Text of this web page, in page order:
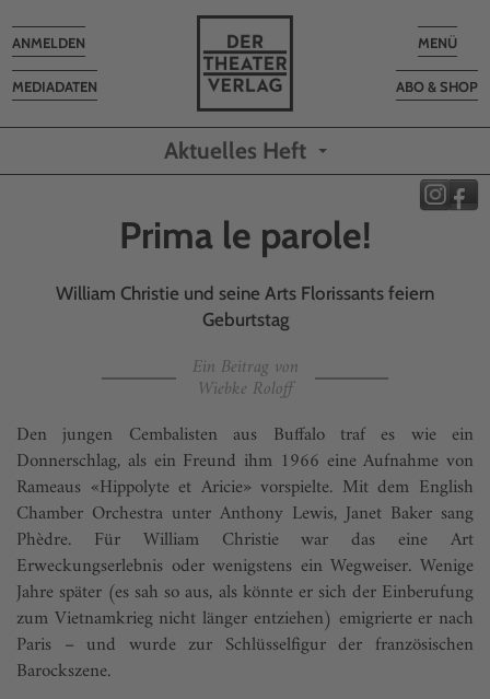
Toggle
MENÜ
ABO & SHOP
MEDIADATEN
Toggle
navigation
ANMELDEN
Aktuelles Heft
Prima le parole!
William Christie und seine Arts Florissants feiern
Geburtstag
Ein Beitrag von
Wiebke Roloff
Den jungen Cembalisten aus Buffalo traf es wie ein
Donnerschlag, als ein Freund ihm 1966 eine Aufnahme von
Rameaus «Hippolyte et Aricie» vorspielte. Mit dem English
Chamber Orchestra unter Anthony Lewis, Janet Baker sang
Phèdre. Für William Christie war das eine Art
Erweckungserlebnis oder wenigstens ein Wegweiser. Wenige
Jahre später (es sah so aus, als könnte er sich der Einberufung
zum Vietnamkrieg nicht länger entziehen) emigrierte er nach
Paris – und wurde zur Schlüsselfigur der französischen
Barockszene.